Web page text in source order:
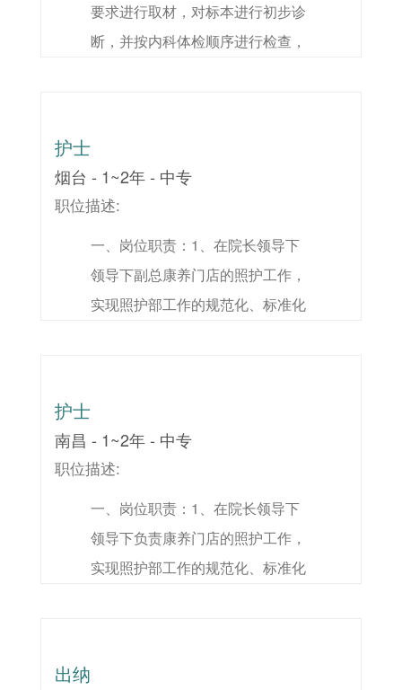
有较强的表达与沟通能力。
行常规标本及复杂标本的取材工
作，各类标本的初诊工作。
要求进行取材，对标本进行初步诊
断，并按内科体检顺序进行检查，
本科学历，临床医学或病理学相关
专业；2、获得执业医师从业资格
证，已规培者优先；3、可独立进
行常规标本及复杂标本的取材工
作，各类标本的初诊工作。
护士
烟台 - 1~2年 - 中专
职位描述:
一、岗位职责：1、在院长领导下
领导下副总康养门店的照护工作，
实现照护部工作的规范化、标准化
成领导交办的其他工作。二、任职
要求：1、护理及相关专业中专及
以上学历；2、一年以上工作经
验，有可变更护士上岗证；3、具
有责任心，有良好的沟通协调能
护士
南昌 - 1~2年 - 中专
职位描述:
一、岗位职责：1、在院长领导下
领导下负责康养门店的照护工作，
实现照护部工作的规范化、标准化
出纳